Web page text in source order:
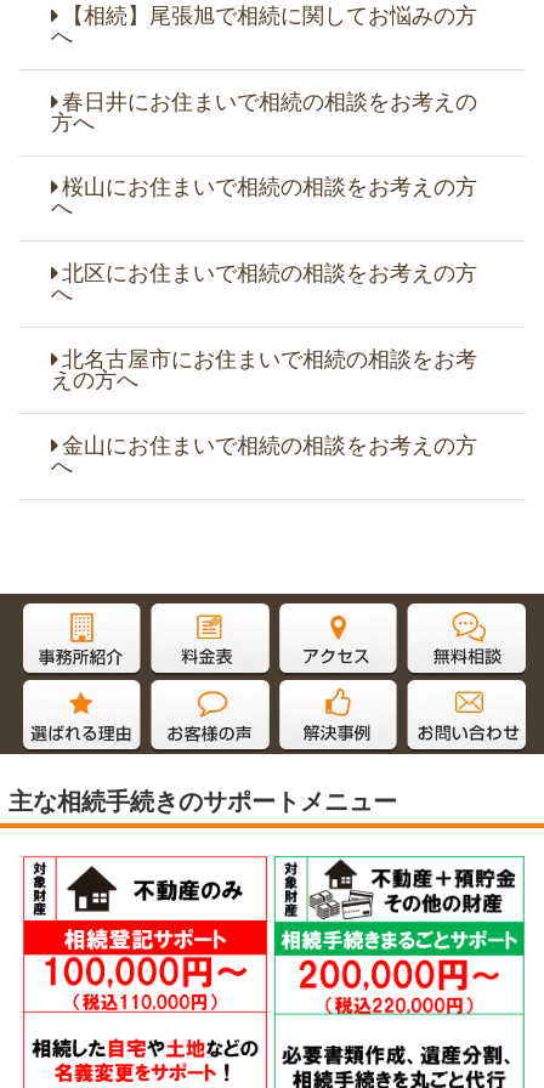
【相続】尾張旭で相続に関してお悩みの方
へ
春日井にお住まいで相続の相談をお考えの
方へ
桜山にお住まいで相続の相談をお考えの方
へ
北区にお住まいで相続の相談をお考えの方
へ
北名古屋市にお住まいで相続の相談をお考
えの方へ
金山にお住まいで相続の相談をお考えの方
へ
主な相続手続きのサポートメニュー